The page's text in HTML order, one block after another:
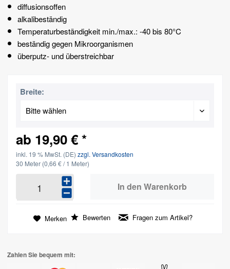
diffusionsoffen
alkalibeständig
Temperaturbeständigkeit min./max.: -40 bis 80°C
beständig gegen Mikroorganismen
überputz- und überstreichbar
Breite:
ab 19,90 € *
inkl. 19 % MwSt. (DE) zzgl. Versandkosten
30 Meter (0,66 € / 1 Meter)
In den Warenkorb
Merken Bewerten Fragen zum Artikel?
Zahlen Sie bequem mit: